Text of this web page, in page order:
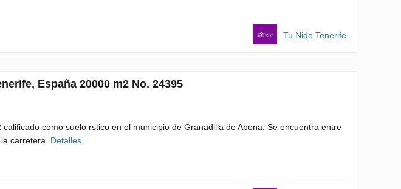
Tu Nido Tenerife
España 20000 m2 No. 24395
como suelo rstico en el municipio de Granadilla de Abona. Se encuentra entre
carretera. Detalles